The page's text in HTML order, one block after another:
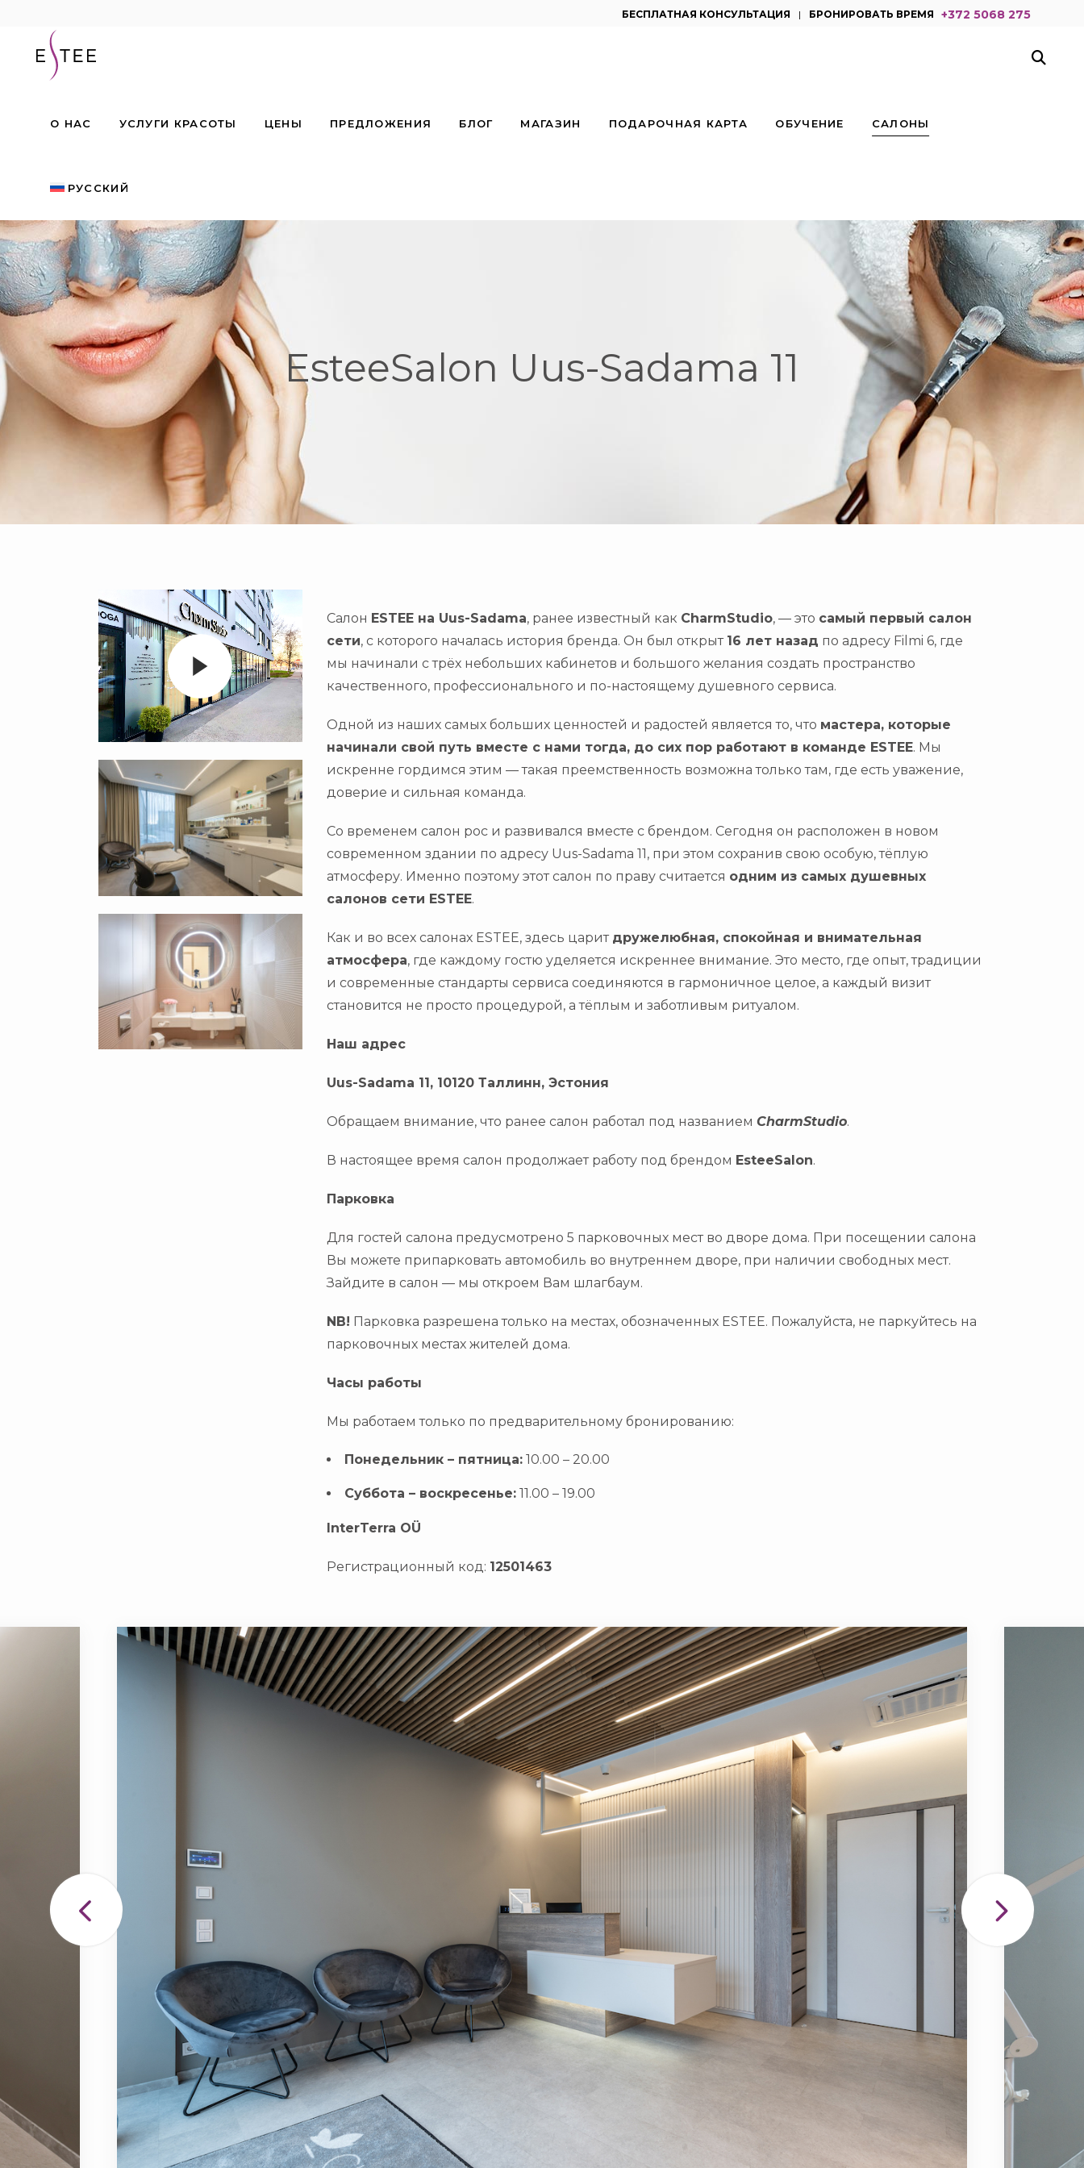
бесплатная консультация | бронировать время +372 5068 275
О НАС УСЛУГИ КРАСОТЫ ЦЕНЫ ПРЕДЛОЖЕНИЯ БЛОГ МАГАЗИН ПОДАРОЧНАЯ КАРТА ОБУЧЕНИЕ САЛОНЫ
РУССКИЙ
EsteeSalon Uus-Sadama 11
Салон ESTEE на Uus-Sadama, ранее известный как CharmStudio, — это самый первый салон
сети, с которого началась история бренда. Он был открыт 16 лет назад по адресу Filmi 6, где
мы начинали стрёх небольших кабинетов и большого желания создать пространство
качественного, профессионального и по-настоящему душевного сервиса.
Одной из наших самых больших ценностей и радостей является то, что мастера, которые
начинали свой путь вместе с нами тогда, до сих пор работают в команде ESTEE. Мы
искренне гордимся этим — такая преемственность возможна только там, где есть уважение,
доверие и сильная команда.
Со временем салон рос и развивался вместе с брендом. Сегодня он расположен в новом
современном здании по адресу Uus-Sadama 11, при этом сохранив свою особую, тёплую
атмосферу. Именно поэтому этот салон по праву считается одним из самых душевных
салонов сети ESTEE.
Как и во всех салонах ESTEE, здесь царит дружелюбная, спокойная и внимательная
атмосфера, где каждому гостю уделяется искреннее внимание. Это место, где опыт, традиции
и современные стандарты сервиса соединяются в гармоничное целое, а каждый визит
становится не просто процедурой, а тёплым и заботливым ритуалом.
Наш адрес
Uus-Sadama 11, 10120 Таллинн, Эстония
Обращаем внимание, что ранее салон работал под названием CharmStudio.
В настоящее время салон продолжает работу под брендом EsteeSalon.
Парковка
Для гостей салона предусмотрено 5 парковочных мест во дворе дома. При посещении салона
Вы можете припарковать автомобиль во внутреннем дворе, при наличии свободных мест.
Зайдите в салон — мы откроем Вам шлагбаум.
NB! Парковка разрешенатолько на местах, обозначенных ESTEE. Пожалуйста, не паркуйтесь на
парковочных местах жителей дома.
Часы работы
Мы работаемтолько по предварительному бронированию:
Понедельник – пятница:10.00 – 20.00
Суббота – воскресенье:11.00 – 19.00
InterTerra OÜ
Регистрационный код: 12501463